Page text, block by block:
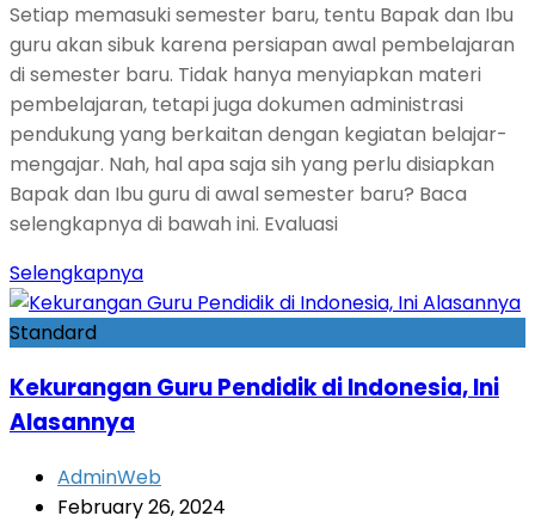
Setiap memasuki semester baru, tentu Bapak dan Ibu
guru akan sibuk karena persiapan awal pembelajaran
di semester baru. Tidak hanya menyiapkan materi
pembelajaran, tetapi juga dokumen administrasi
pendukung yang berkaitan dengan kegiatan belajar-
mengajar. Nah, hal apa saja sih yang perlu disiapkan
Bapak dan Ibu guru di awal semester baru? Baca
selengkapnya di bawah ini. Evaluasi
Selengkapnya
Standard
Kekurangan Guru Pendidik di Indonesia, Ini
Alasannya
AdminWeb
February 26, 2024